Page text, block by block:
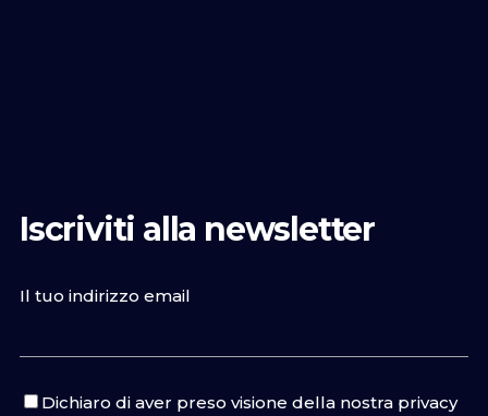
Iscriviti alla newsletter
Il tuo indirizzo email
Dichiaro di aver preso visione della nostra privacy